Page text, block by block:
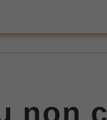
non